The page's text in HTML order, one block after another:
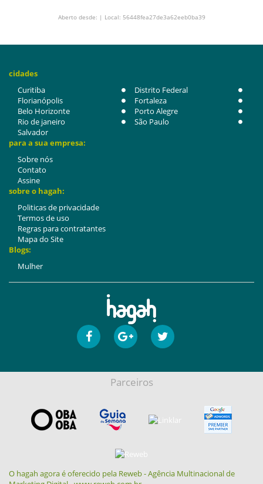
Aberto desde: | Local: 56448fea27de3a62eeb0ba39
cidades
Curitiba
Distrito Federal
Florianópolis
Fortaleza
Belo Horizonte
Porto Alegre
Rio de janeiro
São Paulo
Salvador
para a sua empresa:
Sobre nós
Contato
Assine
sobre o hagah:
Politicas de privacidade
Termos de uso
Regras para contratantes
Mapa do Site
Blogs:
Mulher
Parceiros
O hagah agora é oferecido pela Reweb - Agência Multinacional de